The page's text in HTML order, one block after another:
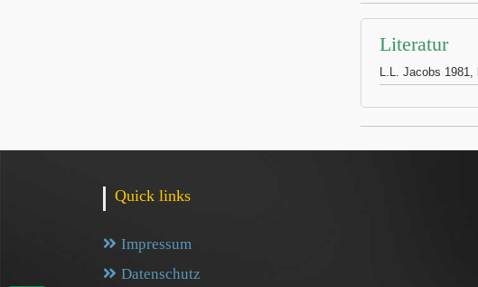
Literatur
L.L. Jacobs 1981,
Quick links
Impressum
Datenschutz